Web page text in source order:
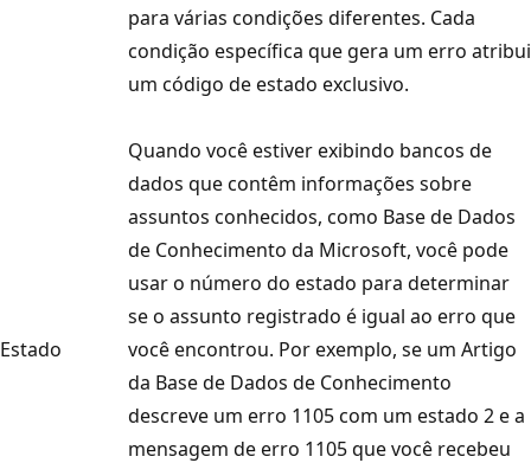
Estado
para várias condições diferentes. Cada
condição específica que gera um erro atribui
um código de estado exclusivo.
Quando você estiver exibindo bancos de
dados que contêm informações sobre
assuntos conhecidos, como Base de Dados
de Conhecimento da Microsoft, você pode
usar o número do estado para determinar
se o assunto registrado é igual ao erro que
você encontrou. Por exemplo, se um Artigo
da Base de Dados de Conhecimento
descreve um erro 1105 com um estado 2 e a
mensagem de erro 1105 que você recebeu